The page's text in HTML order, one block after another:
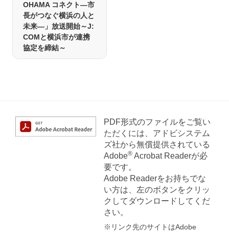
OHAMA コネクト―市
長がつなぐ横浜の人と
未来―」放送開始～J:
COMと横浜市が連携
協定を締結～
PDF形式のファイルをご覧い
ただくには、アドビシステム
ズ社から無償提供されている
Adobe®Acrobat Readerが必
要です。
Adobe Readerをお持ちでな
い方は、左のボタンをクリッ
クしてダウンロードしてくだ
さい。
※リンク先のサイトはAdobe